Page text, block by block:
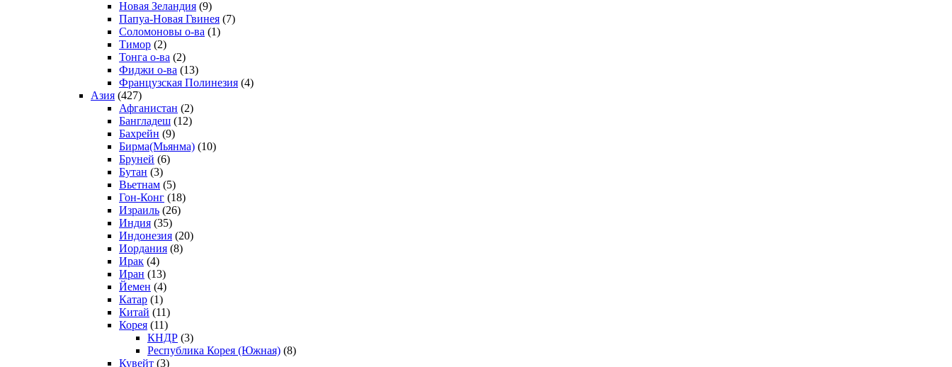
Новая Зеландия (9)
Папуа-Новая Гвинея (7)
Соломоновы о-ва (1)
Тимор (2)
Тонга о-ва (2)
Фиджи о-ва (13)
Французская Полинезия (4)
Азия (427)
Афганистан (2)
Бангладеш (12)
Бахрейн (9)
Бирма(Мьянма) (10)
Бруней (6)
Бутан (3)
Вьетнам (5)
Гон-Конг (18)
Израиль (26)
Индия (35)
Индонезия (20)
Иордания (8)
Ирак (4)
Иран (13)
Йемен (4)
Катар (1)
Китай (11)
Корея (11)
КНДР (3)
Республика Корея (Южная) (8)
Кувейт (3)